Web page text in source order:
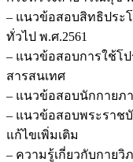
– แนวข้อสอบสิทธิประ
ทั่วไป พ.ศ.2561
– แนวข้อสอบการใช้โ
สารสนเทศ
– แนวข้อสอบนักกายภ
– แนวข้อสอบพระราช
แก้ไขเพิ่มเติม
– ความรู้เกี่ยวกับกาย